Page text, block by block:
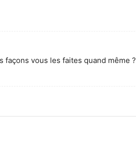
vous les faites quand même ?